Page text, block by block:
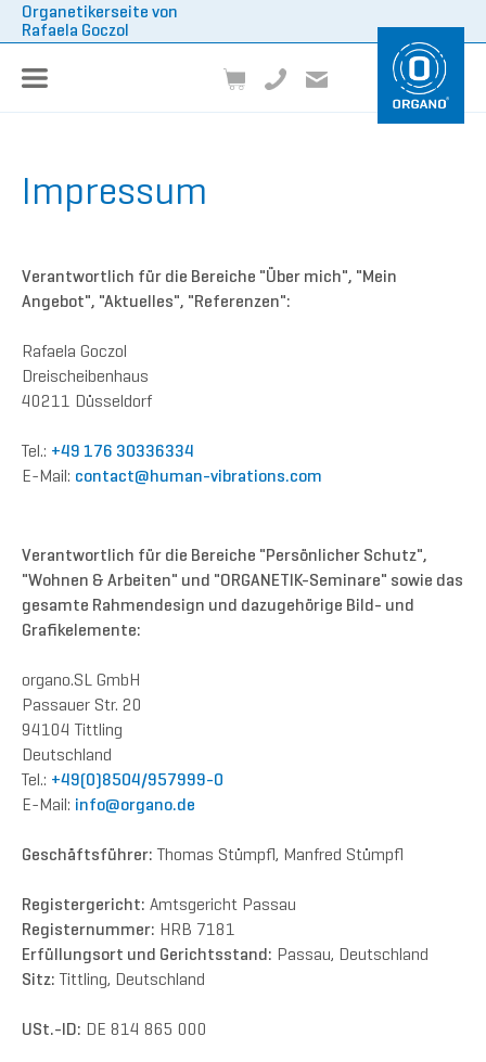
Organetikerseite von
Rafaela Goczol
Impressum
Verantwortlich für die Bereiche "Über mich", "Mein
Angebot", "Aktuelles", "Referenzen":
Rafaela Goczol
Dreischeibenhaus
40211 Düsseldorf
Tel.: +49 176 30336334
E-Mail: contact@human-vibrations.com
Verantwortlich für die Bereiche "Persönlicher Schutz",
"Wohnen & Arbeiten" und "ORGANETIK-Seminare" sowie das
gesamte Rahmendesign und dazugehörige Bild- und
Grafikelemente:
organo.SL GmbH
Passauer Str. 20
94104 Tittling
Deutschland
Tel.: +49(0)8504/957999-0
E-Mail: info@organo.de
Geschäftsführer: Thomas Stümpfl, Manfred Stümpfl
Registergericht: Amtsgericht Passau
Registernummer: HRB 7181
Erfüllungsort und Gerichtsstand: Passau, Deutschland
Sitz: Tittling, Deutschland
USt.-ID: DE 814 865 000